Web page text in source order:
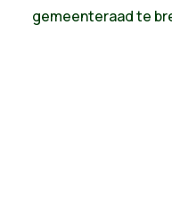
gemeenteraad te